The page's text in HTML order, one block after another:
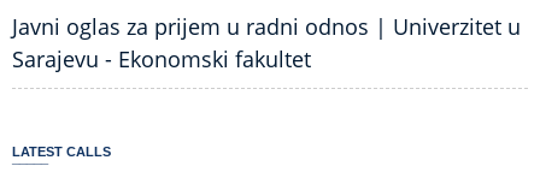
Javni oglas za prijem u radni odnos | Univerzitet u
Sarajevu - Ekonomski fakultet
LATEST CALLS